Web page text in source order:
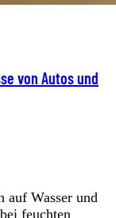
von Autos und
auf Wasser und
feuchten